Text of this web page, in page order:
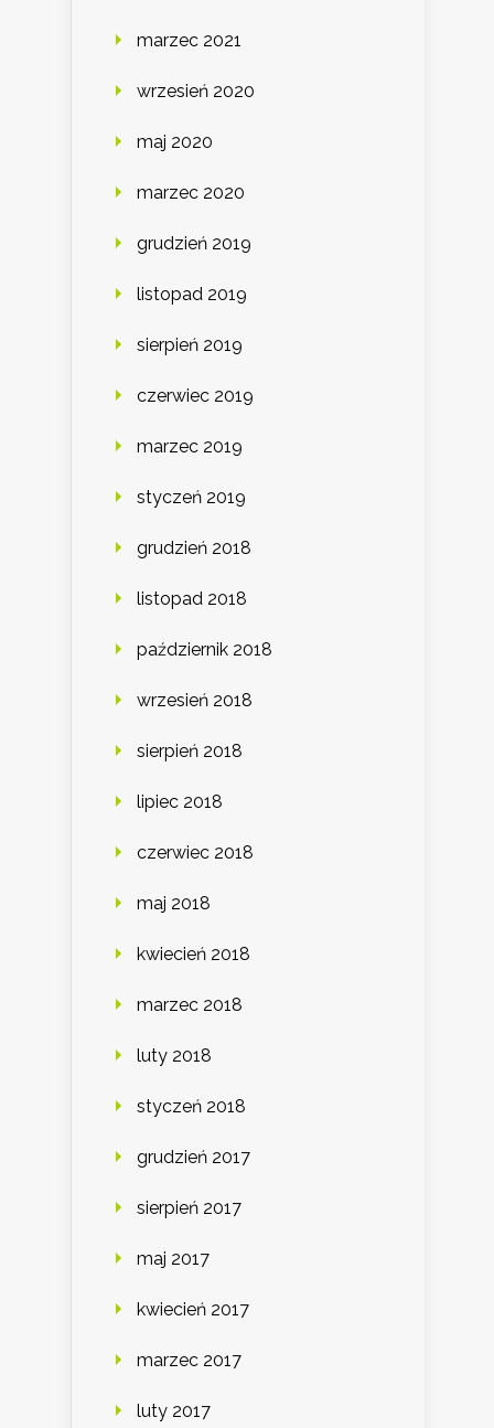
marzec 2021
wrzesień 2020
maj 2020
marzec 2020
grudzień 2019
listopad 2019
sierpień 2019
czerwiec 2019
marzec 2019
styczeń 2019
grudzień 2018
listopad 2018
październik 2018
wrzesień 2018
sierpień 2018
lipiec 2018
czerwiec 2018
maj 2018
kwiecień 2018
marzec 2018
luty 2018
styczeń 2018
grudzień 2017
sierpień 2017
maj 2017
kwiecień 2017
marzec 2017
luty 2017